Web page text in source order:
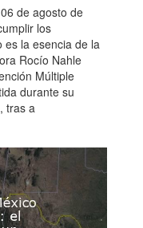
de agosto de
los
la esencia de la
Rocío Nahle
Múltiple
durante su
tras a